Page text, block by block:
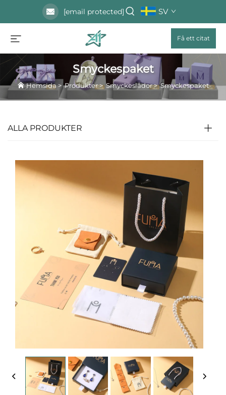
[email protected] SV
Få ett citat
Smyckespaket
Hemsida>Produkter>Smyckeslådor>Smyckespaket
ALLA PRODUKTER